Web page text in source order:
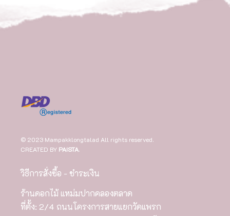
© 2023 Mampakklongtalad All rights reserved.
CREATED BY PAISTA.
วิธีการสั่งซื้อ - ชำระเงิน
ร้านดอกไม้ แหม่มปากคลองตลาด
ที่ตั้ง: 2/4 ถนนโครงการสายแยกวัดแพรก